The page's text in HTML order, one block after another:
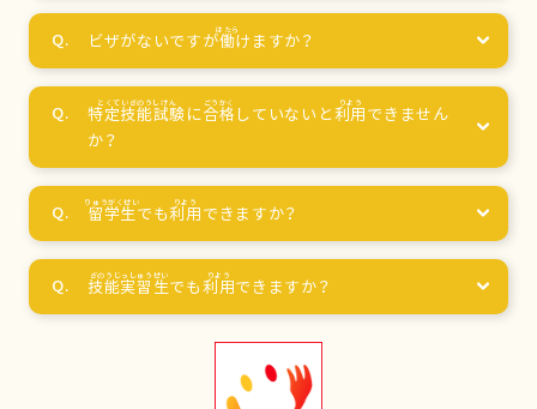
ビザがないですが働けますか？
特定技能試験に合格 していないと利用 できません
か？
留学生でも利用 できますか？
技能実習生でも利用できますか？